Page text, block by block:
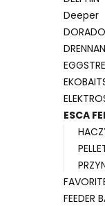
Deeper
DORADO
DRENNAN
ESCA
FEEDER